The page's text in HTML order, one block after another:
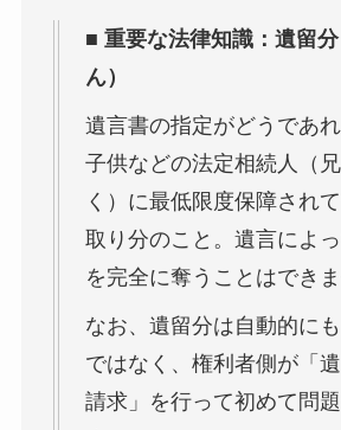
■ 重要な法律知識：遺留
ん）
遺言書の指定がどうであ
子供などの法定相続人（
く）に最低限度保障され
取り分のこと。遺言によ
を完全に奪うことはできま
なお、遺留分は自動的に
ではなく、権利者側が「
請求」を行って初めて問